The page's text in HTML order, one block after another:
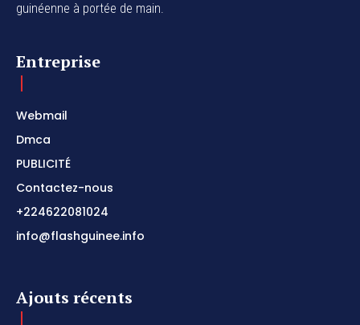
guinéenne à portée de main.
Entreprise
Webmail
Dmca
PUBLICITÉ
Contactez-nous
+224622081024
info@flashguinee.info
Ajouts récents